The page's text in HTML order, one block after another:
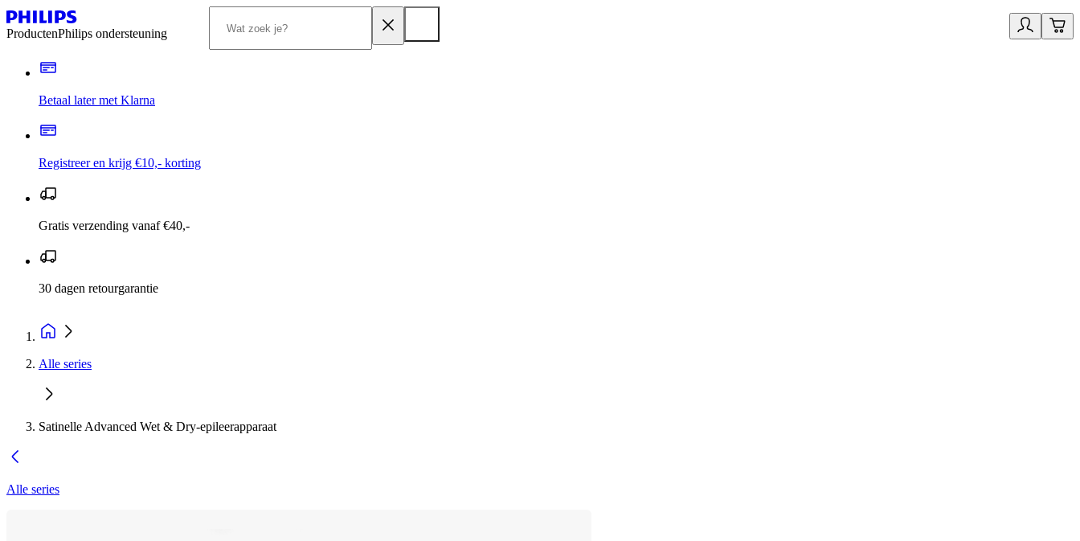
ProductenPhilips ondersteuning
Betaal later met Klarna
Registreer en krijg €10,- korting
Gratis verzending vanaf €40,-
30 dagen retourgarantie
Alle series
Satinelle Advanced Wet & Dry-epileerapparaat
Alle series